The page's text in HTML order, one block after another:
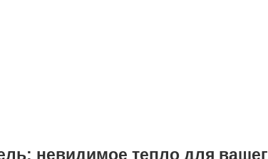
невидимое тепло для